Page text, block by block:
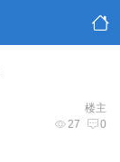
楼主
27 0